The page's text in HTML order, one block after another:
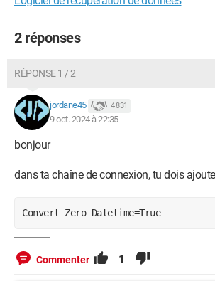
lire("date_naissance")
lire("date_adhesion")
lire("classification")
    ListView1.Item.Add(New listView Item(New
String() {Id, nom, date_naissance,
classification}))
   End Using
2 réponses
RÉPONSE 1 / 2
jordane45 4 831
9 oct. 2024 à 22:35
bonjour
dans ta chaîne de connexion, tu dois
Convert Zero Datetime=True
Commenter 1